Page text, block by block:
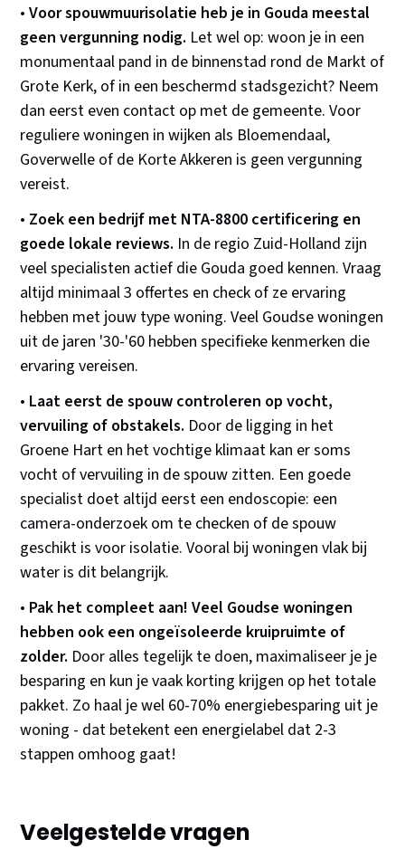
•Voor spouwmuurisolatie heb je in Gouda meestal
geen vergunning nodig. Let wel op: woon je in een
monumentaal pand in de binnenstad rond de Markt of
Grote Kerk, of in een beschermd stadsgezicht? Neem
dan eerst even contact op met de gemeente. Voor
reguliere woningen in wijken als Bloemendaal,
Goverwelle of de Korte Akkeren is geen vergunning
vereist.
• Zoek een bedrijf met NTA-8800 certificering en
goede lokale reviews. In de regio Zuid-Holland zijn
veel specialisten actief die Gouda goed kennen. Vraag
altijd minimaal 3 offertes en check of ze ervaring
hebben met jouw type woning. Veel Goudse woningen
uit de jaren '30-'60 hebben specifieke kenmerken die
ervaring vereisen.
• Laat eerst de spouw controleren op vocht,
vervuiling of obstakels. Door de ligging in het
Groene Hart en het vochtige klimaat kan er soms
vocht of vervuiling in de spouw zitten. Een goede
specialist doet altijd eerst een endoscopie: een
camera-onderzoek om te checken of de spouw
geschikt is voor isolatie. Vooral bij woningen vlak bij
water is dit belangrijk.
• Pak het compleet aan! Veel Goudse woningen
hebben ook een ongeïsoleerde kruipruimte of
zolder. Door alles tegelijk te doen, maximaliseer je je
besparing en kun je vaak korting krijgen op het totale
pakket. Zo haal je wel 60-70% energiebesparing uit je
woning - dat betekent een energielabel dat 2-3
stappen omhoog gaat!
Veelgestelde vragen